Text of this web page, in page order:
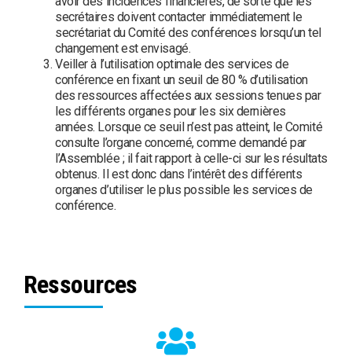
secrétaires doivent contacter immédiatement le
secrétariat du Comité des conférences lorsqu’un tel
changement est envisagé.
Veiller à l’utilisation optimale des services de
conférence en fixant un seuil de 80 % d’utilisation
des ressources affectées aux sessions tenues par
les différents organes pour les six dernières
années. Lorsque ce seuil n’est pas atteint, le Comité
consulte l’organe concerné, comme demandé par
l’Assemblée ; il fait rapport à celle-ci sur les résultats
obtenus. Il est donc dans l’intérêt des différents
organes d’utiliser le plus possible les services de
conférence.
Ressources